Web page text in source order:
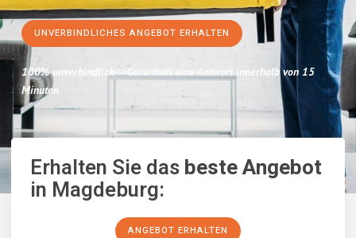
UNVERBINDLICHES ANGEBOT ERHALTEN
100% unverbindlich– Garantiert eine Antwortinnerhalb von 15
Minuten.
Erhalten Sie dasbeste Angebot
in Magdeburg:
ANGEBOT ERHALTEN